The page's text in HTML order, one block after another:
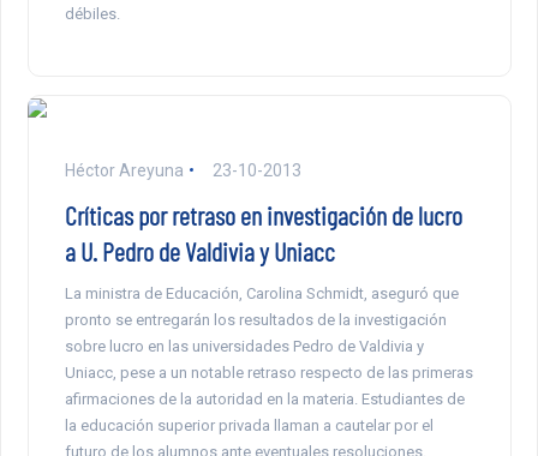
débiles.
Héctor Areyuna 23-10-2013
Críticas por retraso en investigación de lucro
a U. Pedro de Valdivia y Uniacc
La ministra de Educación, Carolina Schmidt, aseguró que
pronto se entregarán los resultados de la investigación
sobre lucro en las universidades Pedro de Valdivia y
Uniacc, pese a un notable retraso respecto de las primeras
afirmaciones de la autoridad en la materia. Estudiantes de
la educación superior privada llaman a cautelar por el
futuro de los alumnos ante eventuales resoluciones.